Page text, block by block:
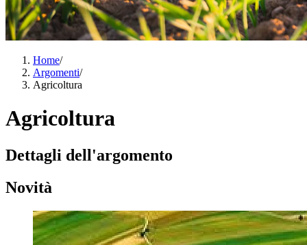
Home/
Argomenti/
Agricoltura
Agricoltura
Dettagli dell'argomento
Novità